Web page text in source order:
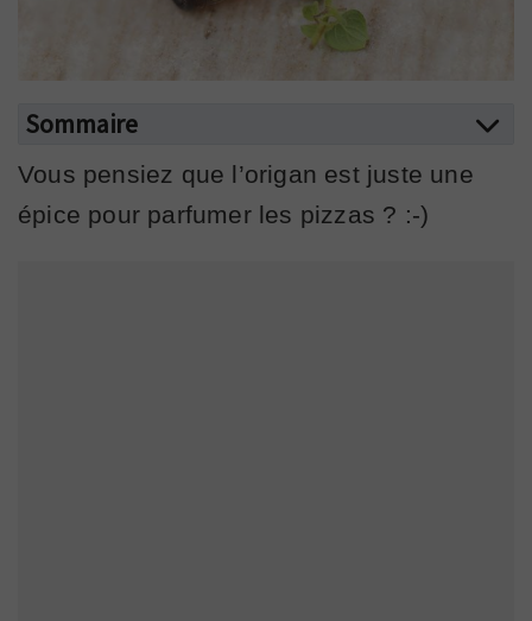
Sommaire
Vous pensiez que l’origan est juste une
épice pour parfumer les pizzas ? :-)